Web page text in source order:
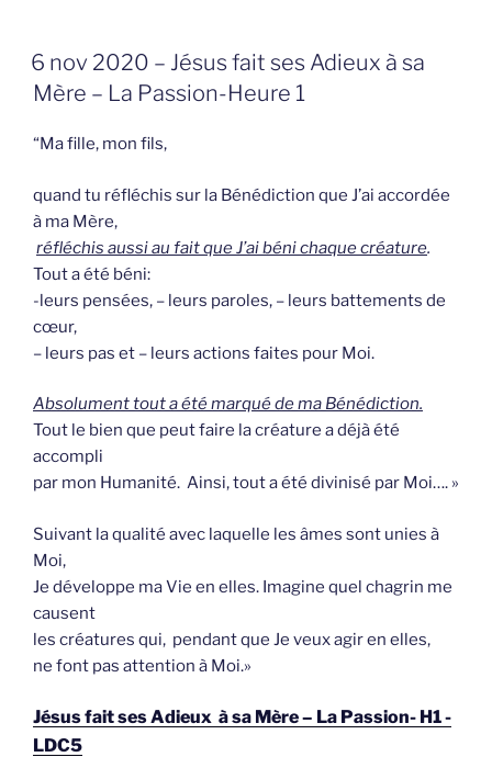
GEPLAATST
OP
6 nov 2020 – Jésus fait ses Adieux à sa
Mère – La Passion-Heure 1
“Ma fille, mon fils,
quand tu réfléchis sur la Bénédiction que J’ai accordée
à ma Mère,
réfléchis aussi au fait que J’ai béni chaque créature.
Tout a été béni:
-leurs pensées, – leurs paroles, – leurs battements de
cœur,
– leurs pas et – leurs actions faites pour Moi.
Absolument tout a été marqué de ma Bénédiction.
Tout le bien que peut faire la créature a déjà été
accompli
par mon Humanité. Ainsi, tout a été divinisé par Moi…. »
Suivant la qualité avec laquelle les âmes sont unies à
Moi,
Je développe ma Vie en elles. Imagine quel chagrin me
causent
les créatures qui, pendant que Je veux agir en elles,
ne font pas attention à Moi.»
Jésus fait ses Adieux à sa Mère – La Passion- H1 -
LDC5